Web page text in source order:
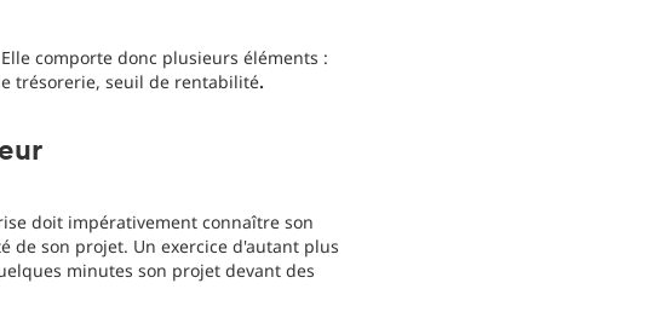
comporte donc plusieurs éléments :
trésorerie, seuil de rentabilité.
doit impérativement connaître son
de son projet. Un exercice d'autant plus
minutes son projet devant des